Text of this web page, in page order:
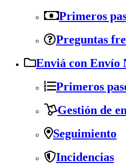
Primeros
Preguntas
Enviá con Envío
Primeros
Gestión de
Seguimiento
Incidencias